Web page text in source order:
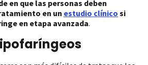
en que las personas deben
en un estudio clínico si
en etapa avanzada.